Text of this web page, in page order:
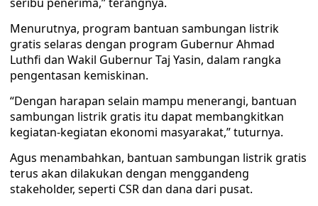
Menurutnya, program bantuan sambungan listrik
gratis selaras dengan program Gubernur Ahmad
Luthfi dan Wakil Gubernur Taj Yasin, dalam rangka
pengentasan kemiskinan.
“Dengan harapan selain mampu menerangi, bantuan
sambungan listrik gratis itu dapat membangkitkan
kegiatan-kegiatan ekonomi masyarakat,” tuturnya.
Agus menambahkan, bantuan sambungan listrik gratis
terus akan dilakukan dengan menggandeng
stakeholder, seperti CSR dan dana dari pusat.